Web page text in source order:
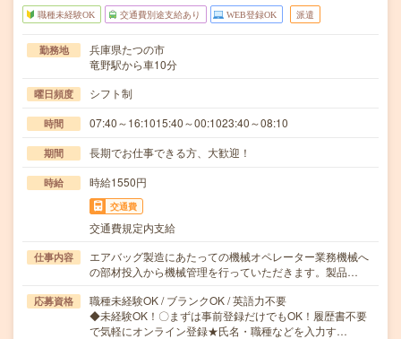
職種未経験OK 交通費別途支給あり WEB登録OK 派遣
勤務地
兵庫県たつの市
竜野駅から車10分
曜日頻度 シフト制
時間 07:40～16:1015:40～00:1023:40～08:10
期間 長期でお仕事できる方、大歓迎！
時給 時給1550円
交通費
交通費規定内支給
仕事内容
エアバッグ製造にあたっての機械オペレーター業務機械へ
の部材投入から機械管理を行っていただきます。製品…
応募資格
職種未経験OK / ブランクOK / 英語力不要
◆未経験OK！〇まずは事前登録だけでもOK！履歴書不要
で気軽にオンライン登録★氏名・職種などを入力す…